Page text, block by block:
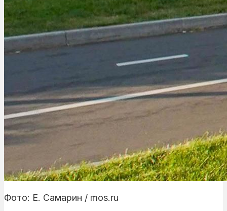
Фото: Е. Самарин / mos.ru